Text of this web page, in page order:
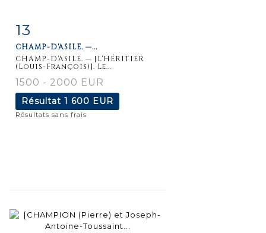
détaillée
13
CHAMP-D'ASILE. —...
CHAMP-D'ASILE. — [L'HÉRITIER
(Louis-François)]. Le...
1500 - 2000 EUR
Résultat 1 600 EUR
Résultats sans frais